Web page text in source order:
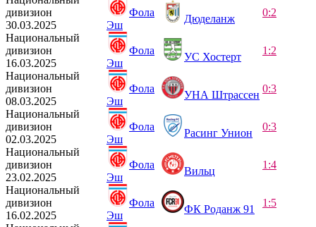
дивизион
30.03.2025
Фола
Эш
Дюделанж
0:2
Национальный
дивизион
16.03.2025
Фола
Эш
УС Хостерт
1:2
Национальный
дивизион
08.03.2025
Фола
Эш
УНА Штрассен
0:3
Национальный
дивизион
02.03.2025
Фола
Эш
Расинг Унион
0:3
Национальный
дивизион
23.02.2025
Фола
Эш
Вильц
1:4
Национальный
дивизион
16.02.2025
Фола
Эш
ФК Роданж 91
1:5